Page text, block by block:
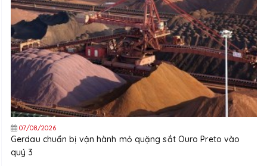
07/08/2026
Gerdau chuẩn bị vận hành mỏ quặng sắt Ouro Preto vào
quý 3